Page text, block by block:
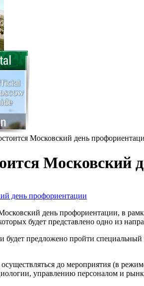
Московский день
Московский
день профориентации, в
будет представлено одно из
предложено пройти специальный
до мероприятия (в
управлению персоналом и